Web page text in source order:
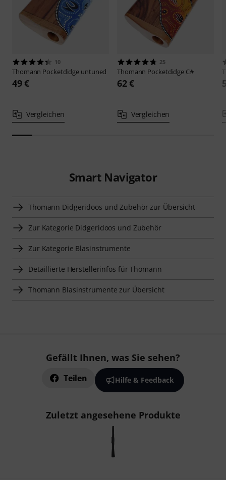
10
Thomann Pocketdidge untuned
49 €
Vergleichen
25
Thomann Pocketdidge C#
62 €
Vergleichen
Smart Navigator
Thomann Didgeridoos und Zubehör zur Übersicht
Zur Kategorie Didgeridoos und Zubehör
Zur Kategorie Blasinstrumente
Detaillierte Herstellerinfos für Thomann
Thomann Blasinstrumente zur Übersicht
Gefällt Ihnen, was Sie sehen?
Teilen Hilfe & Feedback
Zuletzt angesehene Produkte